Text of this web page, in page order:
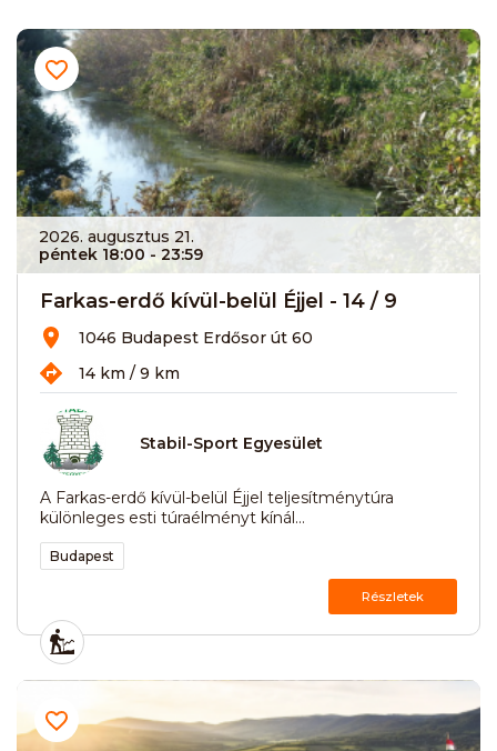
2026. augusztus 21.
péntek 18:00 - 23:59
Farkas-erdő kívül-belül Éjjel - 14 / 9
1046 Budapest Erdősor út 60
14 km / 9 km
Stabil-Sport Egyesület
A Farkas-erdő kívül-belül Éjjel teljesítménytúra
különleges esti túraélményt kínál...
Budapest
Részletek